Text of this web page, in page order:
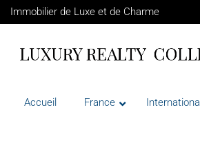
Immobilier de Luxe et de Charme
Accueil France International